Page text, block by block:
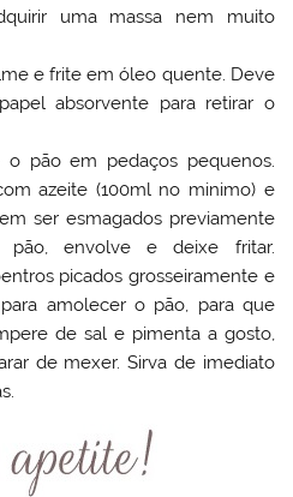
uma massa nem muito
e frite em óleo quente. Deve
absorvente para retirar o
o pão em pedaços pequenos.
azeite (100ml no minimo) e
ser esmagados previamente
envolve e deixe fritar.
picados grosseiramente e
amolecer o pão, para que
de sal e pimenta a gosto,
de mexer. Sirva de imediato